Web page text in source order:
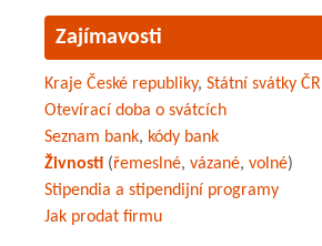
Zajímavosti
Kraje České republiky, Státní svátky ČR
Otevírací doba o svátcích
Seznam bank, kódy bank
Živnosti (řemeslné, vázané, volné)
Stipendia a stipendijní programy
Jak prodat firmu